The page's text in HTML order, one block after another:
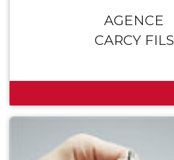
AGENCE
CARCY FILS